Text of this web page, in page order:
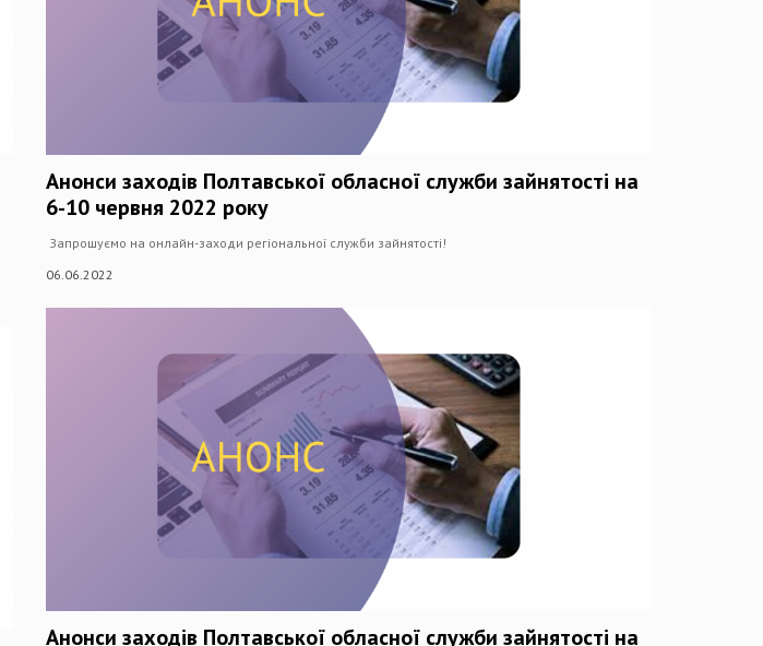
Анонси заходів Полтавської обласної служби зайнятості на
6-10 червня 2022 року
Запрошуємо на онлайн-заходи регіональної служби зайнятості!
06.06.2022
Анонси заходів Полтавської обласної служби зайнятості на